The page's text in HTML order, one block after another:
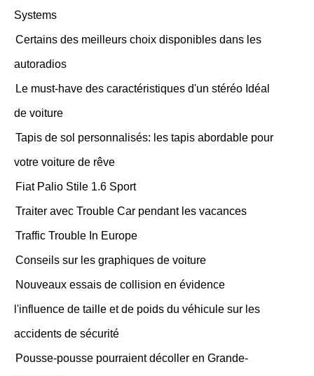
Systems
Certains des meilleurs choix disponibles dans les
autoradios
Le must-have des caractéristiques d'un stéréo Idéal
de voiture
Tapis de sol personnalisés: les tapis abordable pour
votre voiture de rêve
Fiat Palio Stile 1.6 Sport
Traiter avec Trouble Car pendant les vacances
Traffic Trouble In Europe
Conseils sur les graphiques de voiture
Nouveaux essais de collision en évidence
l'influence de taille et de poids du véhicule sur les
accidents de sécurité
Pousse-pousse pourraient décoller en Grande-